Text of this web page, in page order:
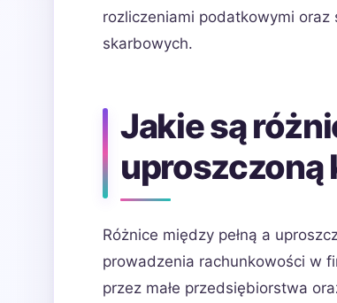
rozliczeniami podatkowymi
skarbowych.
Jakie są
uproszczoną
Różnice między pełną a
prowadzenia rachunkowości w
przez małe przedsiębiorstwa